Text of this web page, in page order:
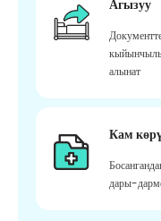
Агызуу
алынат
Кам
дары-